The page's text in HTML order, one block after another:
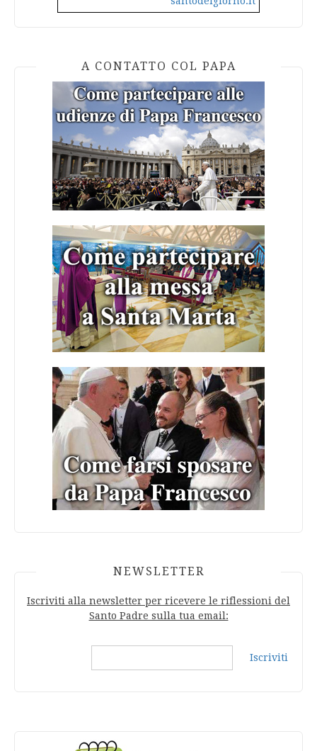
A CONTATTO COL PAPA
NEWSLETTER
Iscriviti alla newsletter per ricevere le riflessioni del
Santo Padre sulla tua email:
Iscriviti